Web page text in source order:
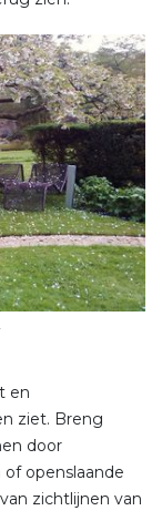
en
ziet. Breng
door
openslaande
zichtlijnen van